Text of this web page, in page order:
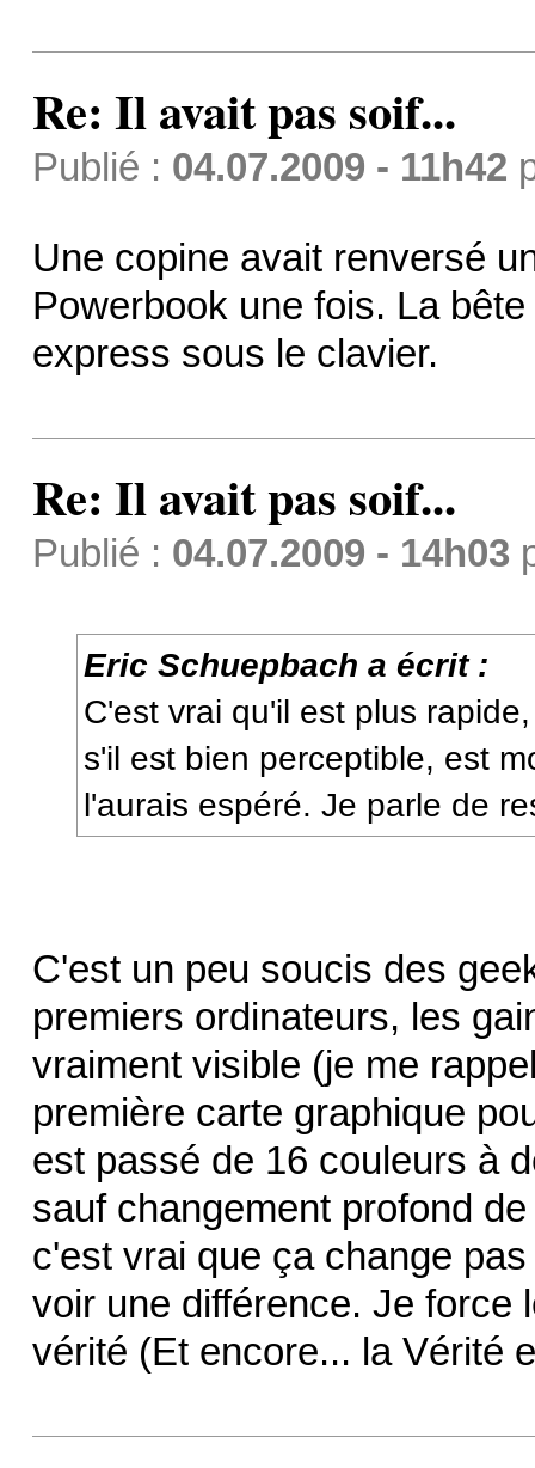
Re: Il avait pas soif...
Publié : 04.07.2009 - 11h42
Une copine avait renversé
Powerbook une fois. La
express sous le clavier.
Re: Il avait pas soif...
Publié : 04.07.2009 - 14h03
Eric Schuepbach a écrit :
C'est vrai qu'il est plus
s'il est bien perceptible, est
l'aurais espéré. Je parle de
C'est un peu soucis des
premiers ordinateurs, les
vraiment visible (je me
première carte graphique
est passé de 16 couleurs à
sauf changement profond
c'est vrai que ça change
voir une différence. Je force
vérité (Et encore... la Vérité